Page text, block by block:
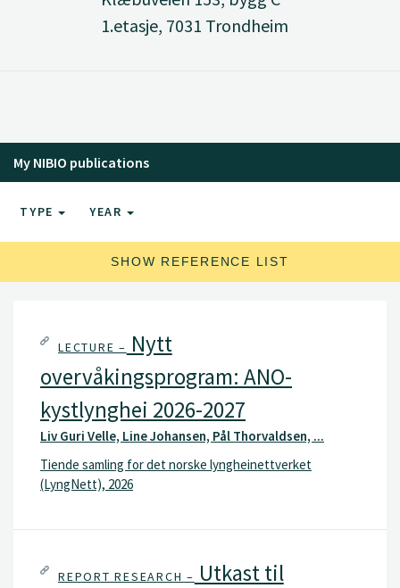
1.etasje, 7031 Trondheim
My NIBIO publications
TYPE YEAR
SHOW REFERENCE LIST
LECTURE – Nytt
overvåkingsprogram: ANO-
kystlynghei 2026-2027
Liv Guri Velle, Line Johansen, Pål Thorvaldsen, ...
Tiende samling for det norske lyngheinettverket
(LyngNett), 2026
REPORT RESEARCH – Utkast til